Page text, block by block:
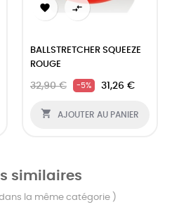
 
BALLSTRETCHER SQUEEZE
ROUGE
32,90 € -5% 31,26 €
 AJOUTER AU PANIER
similaires
la même catégorie )